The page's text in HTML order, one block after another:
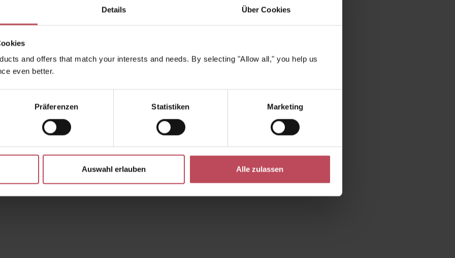
Details Über Cookies
and offers that match your interests and needs. By selecting "Allow all," you help us
even better.
Präferenzen Statistiken Marketing
Auswahl erlauben Alle zulassen
dieMoroccanoil Paddle Bürste XL
auchÄhnliche Produkte Kunden haben sich ebenfalls angesehen